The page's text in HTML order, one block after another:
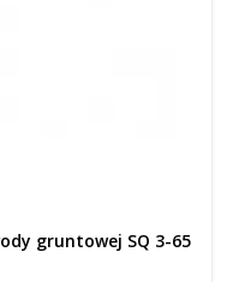
gruntowej SQ 3-65